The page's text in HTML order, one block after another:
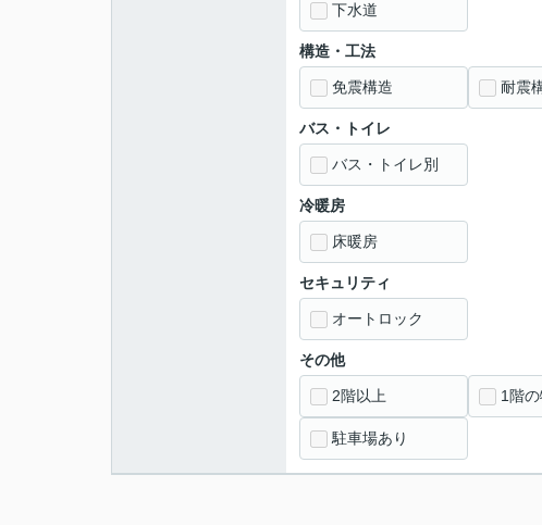
下水道
構造・工法
免震構造 耐震
バス・トイレ
バス・トイレ別
冷暖房
床暖房
セキュリティ
オートロック
その他
2階以上 1階
駐車場あり